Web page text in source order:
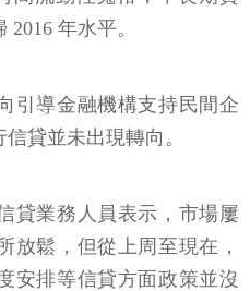
年水平。
引導金融機構支持民間企
貸並未出現轉向。
貸業務人員表示，市場屢
放鬆，但從上周至現在，
安排等信貸方面政策並沒